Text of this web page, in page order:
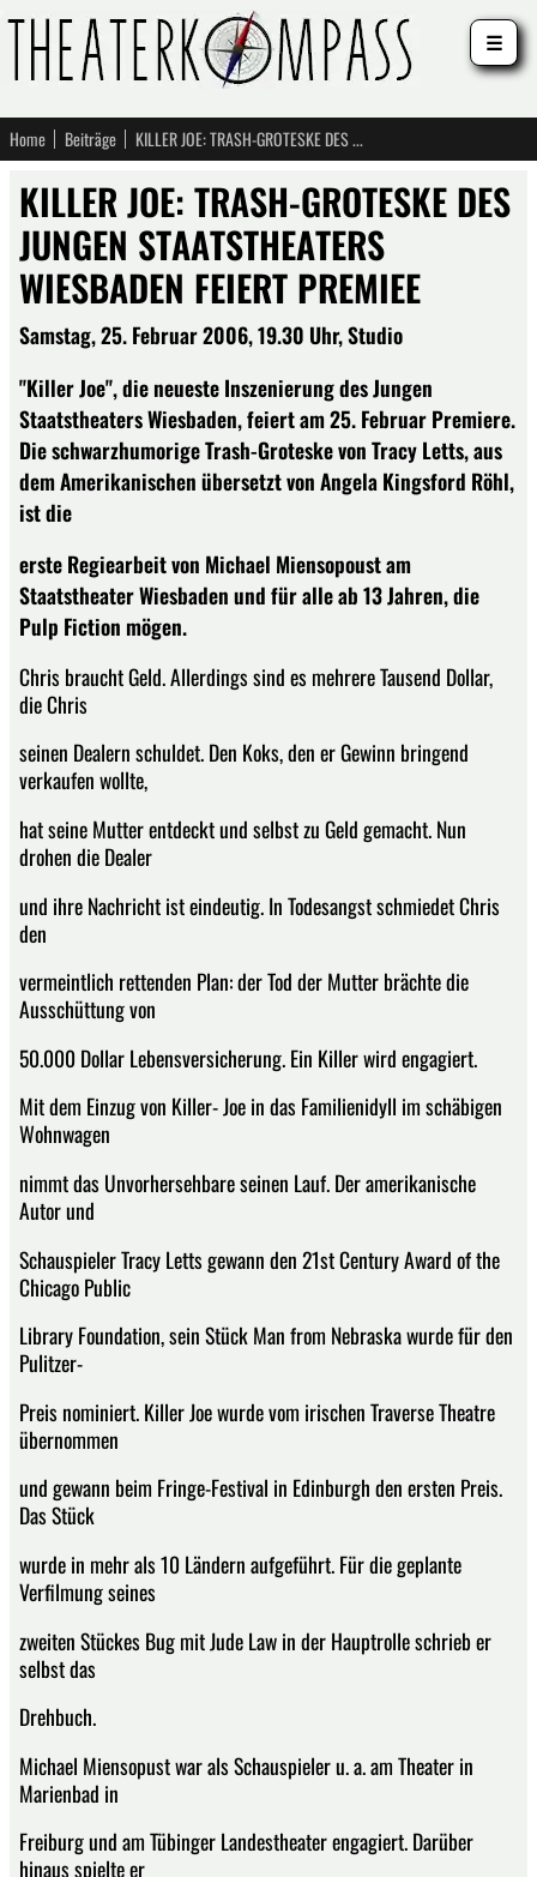
Home Beiträge KILLER JOE: TRASH-GROTESKE DES JUNGEN STAATSTHEATERS WIESBADEN FEIERT PREMIEE
KILLER JOE: TRASH-GROTESKE DES
JUNGEN STAATSTHEATERS
WIESBADEN FEIERT PREMIEE
Samstag, 25. Februar 2006, 19.30 Uhr, Studio
"Killer Joe", die neueste Inszenierung des Jungen
Staatstheaters Wiesbaden, feiert am 25. Februar Premiere.
Die schwarzhumorige Trash-Groteske von Tracy Letts, aus
dem Amerikanischen übersetzt von Angela Kingsford Röhl,
ist die
erste Regiearbeit von Michael Miensopoust am
Staatstheater Wiesbaden und für alle ab 13 Jahren, die
Pulp Fiction mögen.
Chris braucht Geld. Allerdings sind es mehrere Tausend Dollar,
die Chris
seinen Dealern schuldet. Den Koks, den er Gewinn bringend
verkaufen wollte,
hat seine Mutter entdeckt und selbst zu Geld gemacht. Nun
drohen die Dealer
und ihre Nachricht ist eindeutig. In Todesangst schmiedet Chris
den
vermeintlich rettenden Plan: der Tod der Mutter brächte die
Ausschüttung von
50.000 Dollar Lebensversicherung. Ein Killer wird engagiert.
Mit dem Einzug von Killer- Joe in das Familienidyll im schäbigen
Wohnwagen
nimmt das Unvorhersehbare seinen Lauf. Der amerikanische
Autor und
Schauspieler Tracy Letts gewann den 21st Century Award of the
Chicago Public
Library Foundation, sein Stück Man from Nebraska wurde für den
Pulitzer-
Preis nominiert. Killer Joe wurde vom irischen Traverse Theatre
übernommen
und gewann beim Fringe-Festival in Edinburgh den ersten Preis.
Das Stück
wurde in mehr als 10 Ländern aufgeführt. Für die geplante
Verfilmung seines
zweiten Stückes Bug mit Jude Law in der Hauptrolle schrieb er
selbst das
Drehbuch.
Michael Miensopust war als Schauspieler u. a. am Theater in
Marienbad in
Freiburg und am Tübinger Landestheater engagiert. Darüber
hinaus spielte er
☰